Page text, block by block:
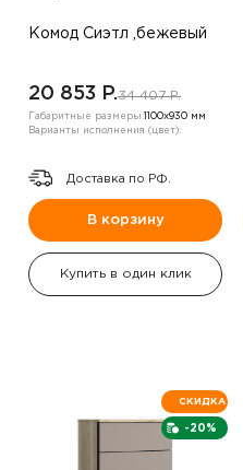
Комод Сиэтл ,бежевый
20 853 P.34 407 P.
Габаритные размеры: 1100х930 мм
Варианты исполнения (цвет):
Доставка по РФ.
В корзину
Купить в один клик
-20%
СКИДКА